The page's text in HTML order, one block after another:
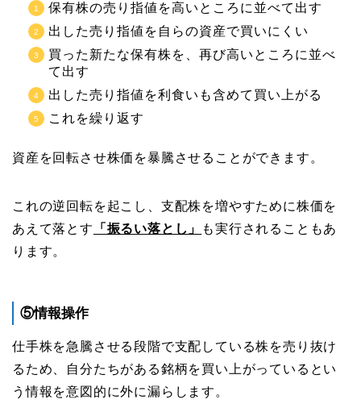
保有株の売り指値を高いところに並べて出す
出した売り指値を自らの資産で買いにくい
買った新たな保有株を、再び高いところに並べ
て出す
出した売り指値を利食いも含めて買い上がる
これを繰り返す
資産を回転させ株価を暴騰させることができます。
これの逆回転を起こし、支配株を増やすために株価を
あえて落とす
「振るい落とし」
も実行されることもあ
ります。
⑤情報操作
仕手株を急騰させる段階で支配している株を売り抜け
るため、自分たちがある銘柄を買い上がっているとい
う情報を意図的に外に漏らします。